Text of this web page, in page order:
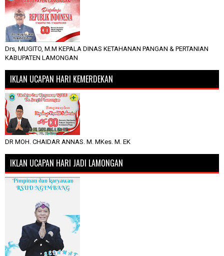
Drs, MUGITO, M.M KEPALA DINAS KETAHANAN PANGAN & PERTANIAN
KABUPATEN LAMONGAN
IKLAN UCAPAN HARI KEMERDEKAN
DR MOH. CHAIDAR ANNAS. M. MKes. M. EK
IKLAN UCAPAN HARI JADI LAMONGAN